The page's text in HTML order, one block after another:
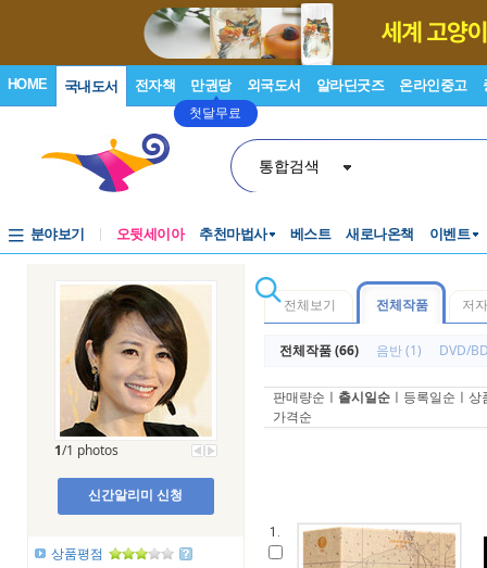
HOME 국내도서 전자책 만권당
첫달무료
외국도서 알라딘굿즈 온라인중고
통합검색
분야보기 오뒷세이아 추천마법사 베스트 새로나온책 이벤트
1/1 photos
신간알리미 신청
상품평점
전체보기 전체작품 저
전체작품 (66) 음반 (1) DVD/
판매량순 ㅣ 출시일순 ㅣ 등록일순 ㅣ 상
가격순
1.